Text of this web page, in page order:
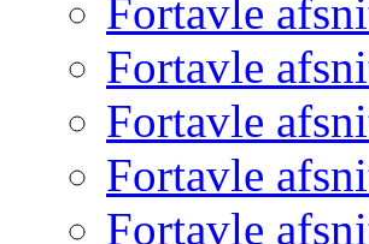
Fortavle
Fortavle
Fortavle
Fortavle
Fortavle